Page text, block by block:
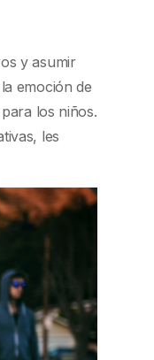
y asumir
emoción de
los niños.
les